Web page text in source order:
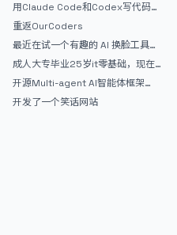
用Claude Code和Codex写代码真
的爽，但是App怎么挣钱还是很难啊
重返OurCoders
最近在试一个有趣的 AI 换脸工具，
效果挺不错
成人大专毕业25岁it零基础，现在想
考软件设计师，有什么好的建议吗，
谢谢！
开源Multi-agent AI智能体框架
aevatar.ai，欢迎大家贡献代码
开发了一个笑话网站